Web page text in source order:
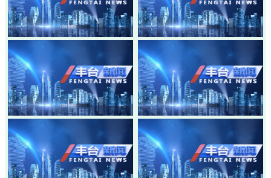
20260805-丰台新闻
20260803-丰台新闻